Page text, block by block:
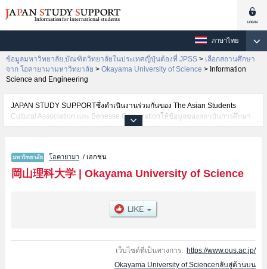
ภาษาไทย
ข้อมูลมหาวิทยาลัย,บัณฑิตวิทยาลัยในประเทศญี่ปุ่นต้องที่ JPSS > เลือกสถานศึกษา
จาก โอคายามามหาวิทยาลัย > Okayama University of Science > Information
Science and Engineering
JAPAN STUDY SUPPORTซึ่งดำเนินงานร่วมกันของ The Asian Students
Cultural Association และ Benesse Corporationให้ข้อมูลของสถาบันการศึกษา
ระดับมหาวิทยาลัย・บัณฑิตวิทยาลัย・วิทยาลัยระดับอนุปริญญา・วิทยาลัย
นักศึกษาต่างชาติเช่นข้อมูลของแต่ละคณะ,ข้อมูลการสอบคัดเลือกเข้าศึกษาเช่น
จำนวนคนที่รับสมัครหรือจำนวนคนที่ผ่านการสอบคัดเลือกเป็นต้น,แนะนำสถาน
ที่,การเดินทางเป็นต้นไว้ด้วยดังนั้นขอเชิญใช้บริการค้นหาข้อมูลตามอัธยาศัย
โอคายามา / เอกชน
岡山理科大学| Okayama University of Science
เว็บไซต์ที่เป็นทางการ: https://www.ous.ac.jp/
Okayama University of Scienceกลับสู่ด้านบน